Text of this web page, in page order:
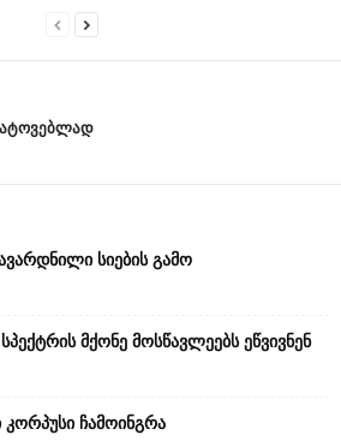
სიების გამო
მქონე მოსწავლეებს ეწვივნენ
ჩამოინგრა